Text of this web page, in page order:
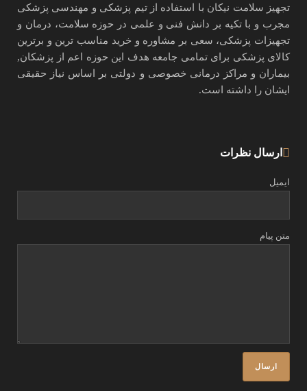
تجهیز سلامت نیکان با استفاده از تیم پزشکی و مهندسی پزشکی
مجرب و با تکیه بر دانش فنی و علمی در حوزه سلامت، درمان و
تجهیزات پزشکی، سعی بر مشاوره و خرید مناسب ترین و برترین
کالای پزشکی برای تمامی جامعه هدف این حوزه اعم از پزشکان,
بیماران و مراکز درمانی خصوصی و دولتی بر اساس نیاز حقیقی
ایشان را داشته است.
ارسال نظرات
ایمیل
متن پیام